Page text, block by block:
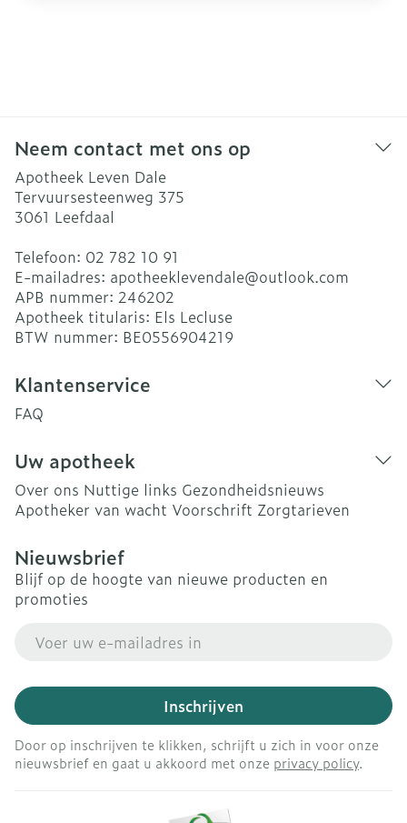
Neem contact met ons op
Apotheek Leven Dale
Tervuursesteenweg 375
3061 Leefdaal
Telefoon: 02 782 10 91
E-mailadres: apotheeklevendale@outlook.com
APB nummer: 246202
Apotheek titularis: Els Lecluse
BTW nummer: BE0556904219
Klantenservice
FAQ
Uw apotheek
Over ons Nuttige links Gezondheidsnieuws
Apotheker van wacht Voorschrift Zorgtarieven
Nieuwsbrief
Blijf op de hoogte van nieuwe producten en
promoties
Inschrijven
Door op inschrijven te klikken, schrijft u zich in voor onze
nieuwsbrief en gaat u akkoord met onze privacy policy.